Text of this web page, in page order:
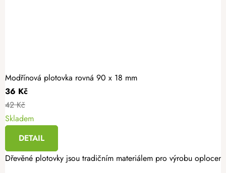
Modřínová plotovka rovná 90 x 18 mm
36 Kč
42 Kč
Skladem
DETAIL
Dřevěné plotovky jsou tradičním materiálem pro výrobu